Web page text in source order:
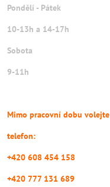
Pondělí - Pátek
10-13h a 14-17h
Sobota
9-11h
Mimo pracovní dobu volejte
telefon:
+420 608 454 158
+420 777 131 689